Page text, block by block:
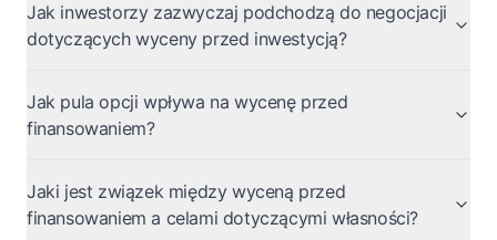
Jak inwestorzy zazwyczaj podchodzą do negocjacji
dotyczących wyceny przed inwestycją?
Jak pula opcji wpływa na wycenę przed
finansowaniem?
Jaki jest związek między wyceną przed
finansowaniem a celami dotyczącymi własności?